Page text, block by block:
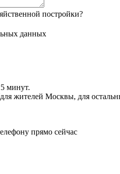
постройки?
данных
минут.
жителей Москвы, для
прямо сейчас